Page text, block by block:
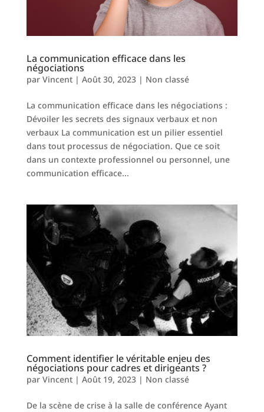
La communication efficace dans les
négociations
par Vincent| Août 30, 2023| Non classé
La communication efficace dans les négociations :
Dévoiler les secrets des signaux verbaux et non
verbaux La communication est un pilier essentiel
dans tout processus de négociation. Que ce soit
dans un contexte professionnel ou personnel, une
communication efficace...
Comment identifier le véritable enjeu des
négociations pour cadres et dirigeants ?
par Vincent| Août 19, 2023| Non classé
De la scène de crise à la salle de conférence Ayant